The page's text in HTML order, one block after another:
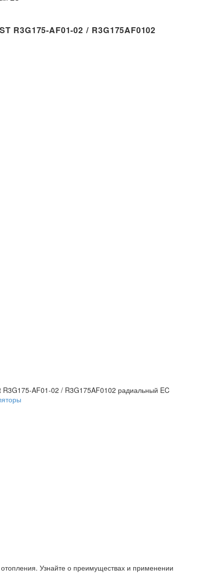
R3G175-AF01-02 / R3G175AF0102
R3G175-AF01-02 / R3G175AF0102 радиальный EC
Узнайте о преимуществах и применении